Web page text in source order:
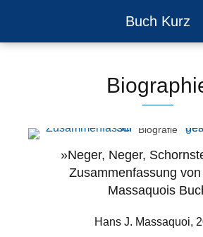
Buch Kurz
Biografie
»Neger, Neger,
Zusammenfassung
Massaquois
Hans J. Massaquoi,